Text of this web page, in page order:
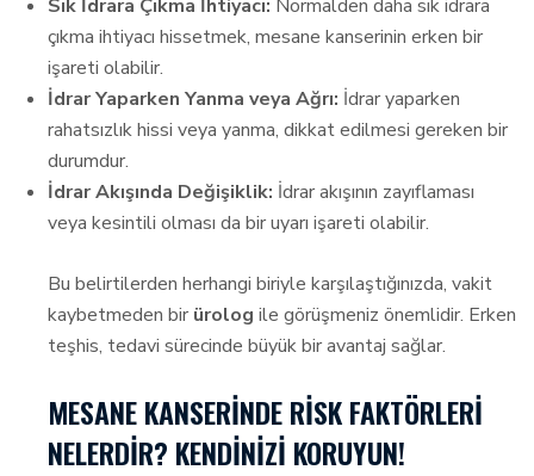
Sık İdrara Çıkma İhtiyacı: Normalden daha sık idrara
çıkma ihtiyacı hissetmek, mesane kanserinin erken bir
işareti olabilir.
İdrar Yaparken Yanma veya Ağrı: İdrar yaparken
rahatsızlık hissi veya yanma, dikkat edilmesi gereken bir
durumdur.
İdrar Akışında Değişiklik: İdrar akışının zayıflaması
veya kesintili olması da bir uyarı işareti olabilir.
Bu belirtilerden herhangi biriyle karşılaştığınızda, vakit
kaybetmeden bir ürolog ile görüşmeniz önemlidir. Erken
teşhis, tedavi sürecinde büyük bir avantaj sağlar.
MESANE KANSERINDE RISK FAKTÖRLERI
NELERDIR? KENDINIZI KORUYUN!